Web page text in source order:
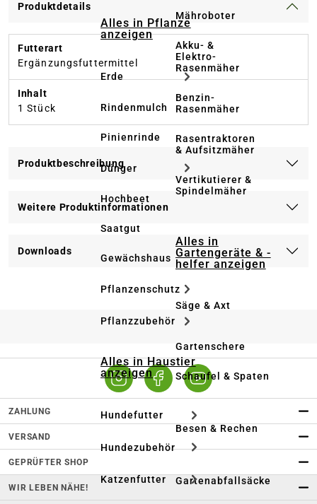
Alles in Pflanze
anzeigen
Erde
Rindenmulch
Pinienrinde
Dünger
Hochbeet
Saatgut
Gewächshaus
Pflanzenschutz
Pflanzzubehör
Alles in Haustier
anzeigen
Hundefutter
Hundezubehör
Katzenfutter
Mähroboter
Akku- &
Elektro-
Rasenmäher
Benzin-
Rasenmäher
Rasentraktoren
& Aufsitzmäher
Vertikutierer &
Spindelmäher
Alles in
Gartengeräte & -
helfer anzeigen
Säge & Axt
Gartenschere
Schaufel & Spaten
Besen & Rechen
Gartenabfallsäcke
Produktdetails
Futterart
Ergänzungsfuttermittel
Inhalt
1 Stück
Produktbeschreibung
Weitere Produktinformationen
Downloads
ZAHLUNG
VERSAND
GEPRÜFTER SHOP
WIR LEBEN NÄHE!